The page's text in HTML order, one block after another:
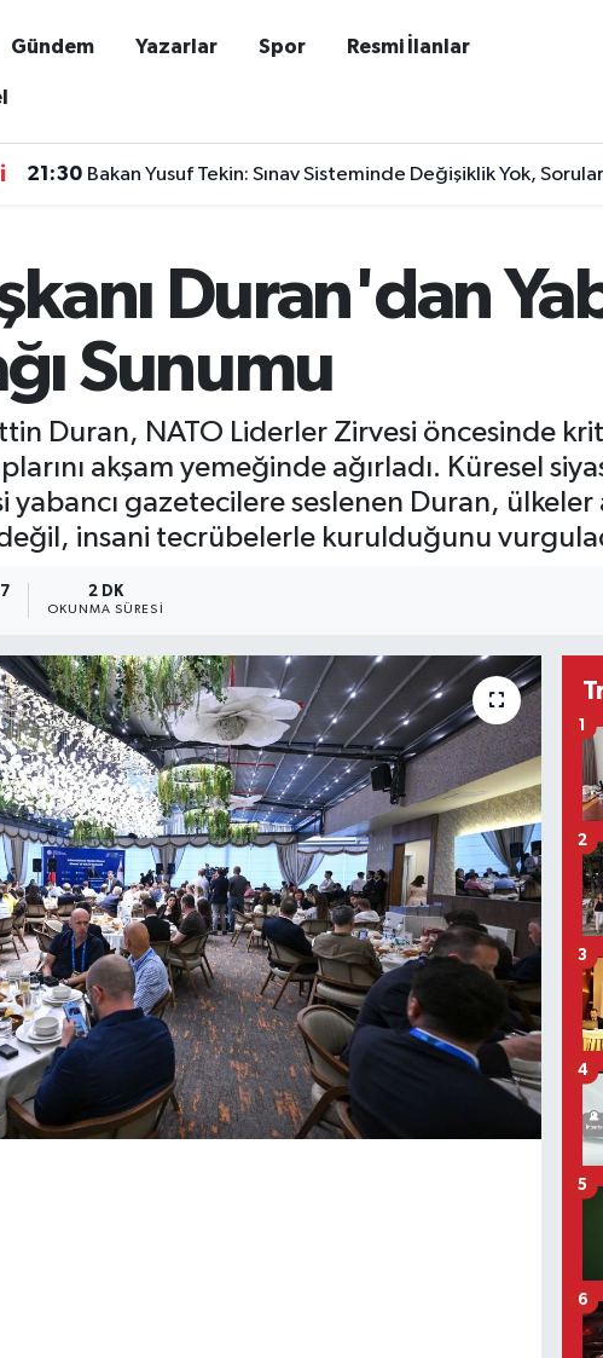
Gündem Yazarlar Spor Resmi İlanlar
21:30 Bakan Yusuf Tekin: Sınav Sisteminde Değişiklik Yok,
Duran'dan
Sunumu
Duran, NATO Liderler Zirvesi öncesinde
akşam yemeğinde ağırladı. Küresel
yabancı gazetecilere seslenen Duran, ülkeler
insani tecrübelerle kurulduğunu
2 DK
OKUNMA SÜRESI
1
2
3
4
5
6